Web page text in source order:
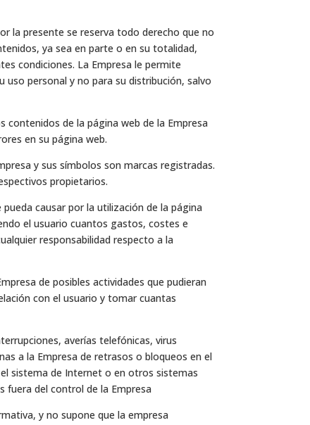
la presente se reserva todo derecho que no
ya sea en parte o en su totalidad,
condiciones. La Empresa le permite
personal y no para su distribución, salvo
de la página web de la Empresa
en su página web.
y sus símbolos son marcas registradas.
propietarios.
causar por la utilización de la página
el usuario cuantos gastos, costes e
responsabilidad respecto a la
de posibles actividades que pudieran
con el usuario y tomar cuantas
averías telefónicas, virus
a la Empresa de retrasos o bloqueos en el
sistema de Internet o en otros sistemas
fuera del control de la Empresa
y no supone que la empresa